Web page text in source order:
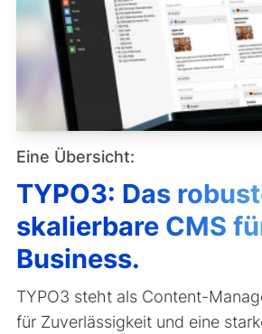
Eine Übersicht:
TYPO3: Das
skalierbare CMS
Business.
TYPO3 steht als Content-
für Zuverlässigkeit und eine